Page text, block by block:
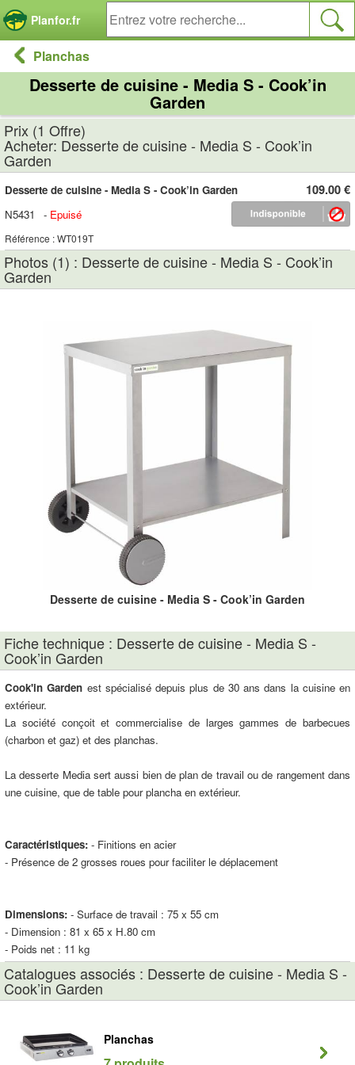
Planfor.fr
Planchas
Desserte de cuisine - Media S - Cook’in
Garden
Prix (1 Offre)
Acheter: Desserte de cuisine - Media S - Cook’in
Garden
109.00 €
Desserte de cuisine - Media S - Cook’in Garden
N5431
- Epuisé
Référence : WT019T
Photos (1) : Desserte de cuisine - Media S - Cook’in
Garden
Desserte de cuisine - Media S - Cook’in Garden
Fiche technique : Desserte de cuisine - Media S -
Cook’in Garden
Cook'in Garden est spécialisé depuis plus de 30 ans dans la cuisine en
extérieur.
La société conçoit et commercialise de larges gammes de barbecues
(charbon et gaz) et des planchas.
La desserte Media sert aussi bien de plan de travail ou de rangement dans
une cuisine, que de table pour plancha en extérieur.
Caractéristiques: - Finitions en acier
- Présence de 2 grosses roues pour faciliter le déplacement
Dimensions: - Surface de travail : 75 x 55 cm
- Dimension : 81 x 65 x H.80 cm
- Poids net : 11 kg
Catalogues associés : Desserte de cuisine - Media S -
Cook’in Garden
Planchas
Panneau de gestion des cookies